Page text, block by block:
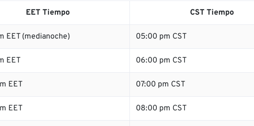
EET Tiempo CST Tiempo
EET (medianoche) 05:00 pm CST
EET 06:00 pm CST
EET 07:00 pm CST
EET 08:00 pm CST